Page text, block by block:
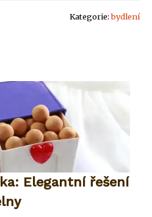
Kategorie:bydlení
Elegantní řešení